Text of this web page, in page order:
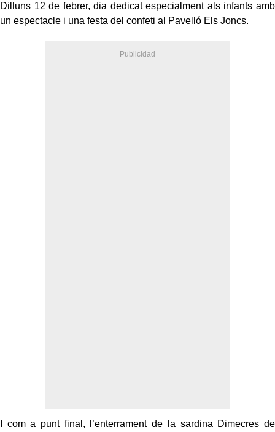
Dilluns 12 de febrer, dia dedicat especialment als infants amb
un espectacle i una festa del confeti al Pavelló Els Joncs.
I com a punt final, l’enterrament de la sardina Dimecres de